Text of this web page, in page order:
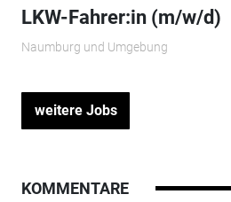
LKW-Fahrer:in (m/w/d)
Naumburg und Umgebung
weitere Jobs
KOMMENTARE